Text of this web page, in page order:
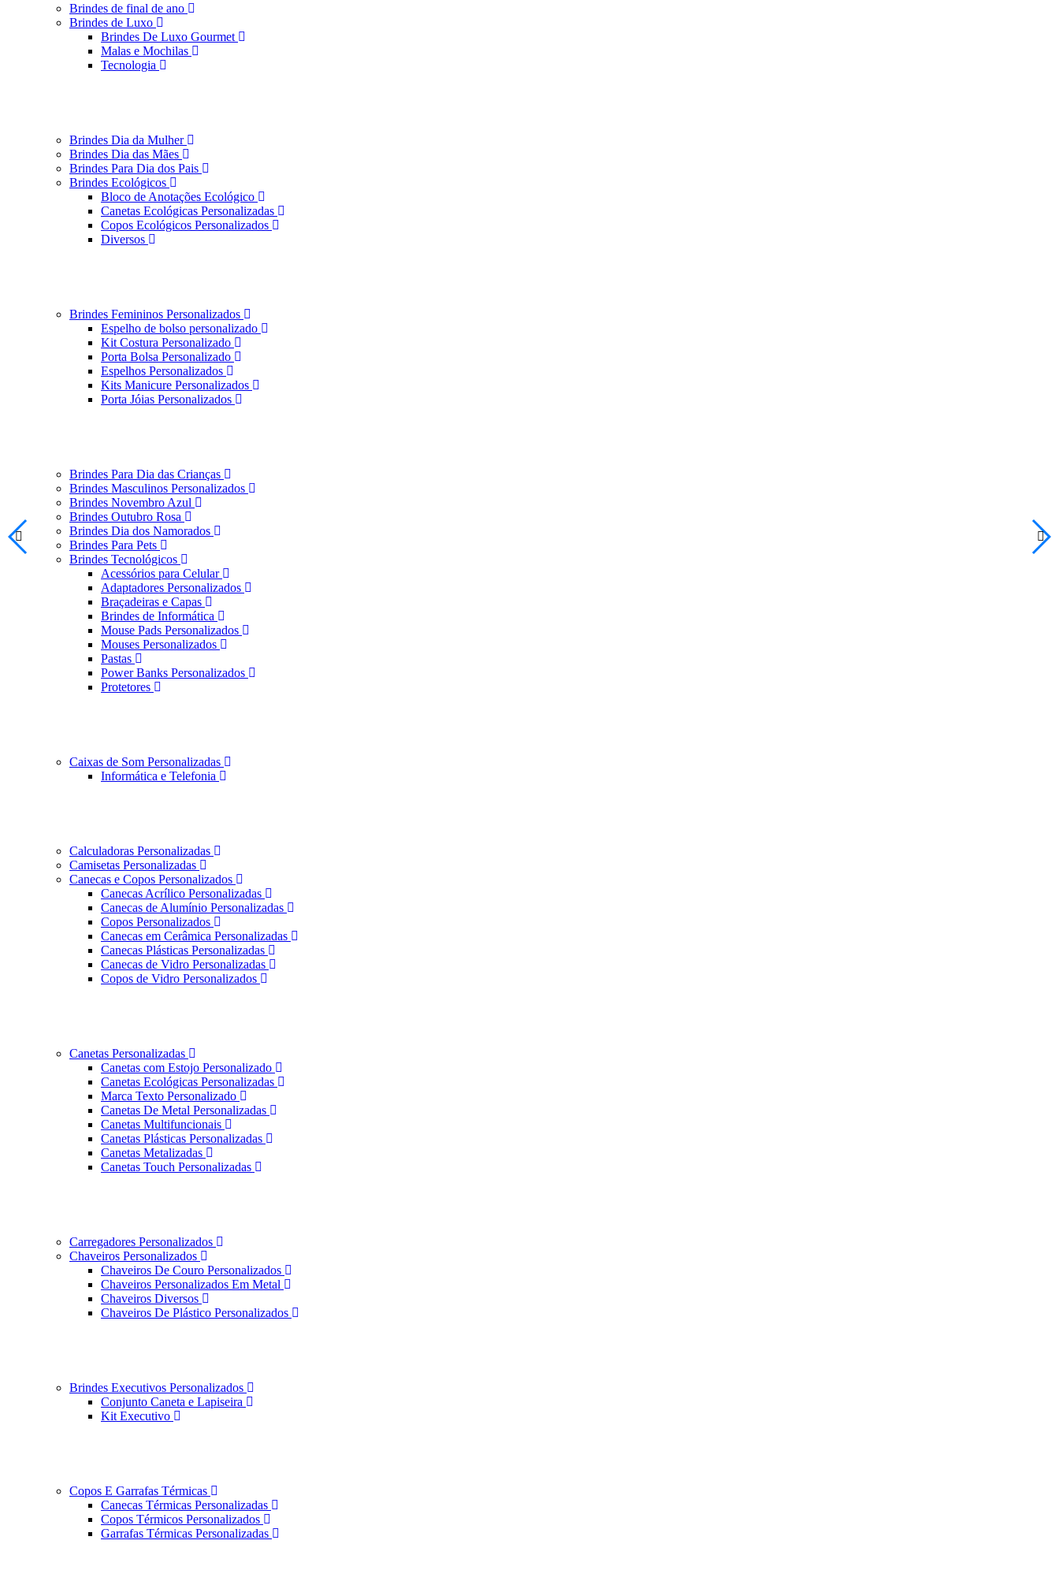
Brindes de final de ano
Brindes de Luxo
Brindes De Luxo Gourmet
Malas e Mochilas
Tecnologia
Brindes Dia da Mulher
Brindes Dia das Mães
Brindes Para Dia dos Pais
Brindes Ecológicos
Bloco de Anotações Ecológico
Canetas Ecológicas Personalizadas
Copos Ecológicos Personalizados
Diversos
Brindes Femininos Personalizados
Espelho de bolso personalizado
Kit Costura Personalizado
Porta Bolsa Personalizado
Espelhos Personalizados
Kits Manicure Personalizados
Porta Jóias Personalizados
Brindes Para Dia das Crianças
Brindes Masculinos Personalizados
Brindes Novembro Azul
Brindes Outubro Rosa
Brindes Dia dos Namorados
Brindes Para Pets
Brindes Tecnológicos
Acessórios para Celular
Adaptadores Personalizados
Braçadeiras e Capas
Brindes de Informática
Mouse Pads Personalizados
Mouses Personalizados
Pastas
Power Banks Personalizados
Protetores
Caixas de Som Personalizadas
Informática e Telefonia
Calculadoras Personalizadas
Camisetas Personalizadas
Canecas e Copos Personalizados
Canecas Acrílico Personalizadas
Canecas de Alumínio Personalizadas
Copos Personalizados
Canecas em Cerâmica Personalizadas
Canecas Plásticas Personalizadas
Canecas de Vidro Personalizadas
Copos de Vidro Personalizados
Canetas Personalizadas
Canetas com Estojo Personalizado
Canetas Ecológicas Personalizadas
Marca Texto Personalizado
Canetas De Metal Personalizadas
Canetas Multifuncionais
Canetas Plásticas Personalizadas
Canetas Metalizadas
Canetas Touch Personalizadas
Carregadores Personalizados
Chaveiros Personalizados
Chaveiros De Couro Personalizados
Chaveiros Personalizados Em Metal
Chaveiros Diversos
Chaveiros De Plástico Personalizados
Brindes Executivos Personalizados
Conjunto Caneta e Lapiseira
Kit Executivo
Copos E Garrafas Térmicas
Canecas Térmicas Personalizadas
Copos Térmicos Personalizados
Garrafas Térmicas Personalizadas